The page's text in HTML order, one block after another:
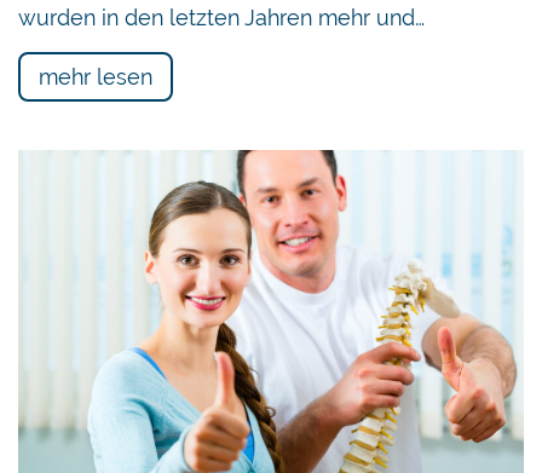
wurden in den letzten Jahren mehr und…
mehr lesen